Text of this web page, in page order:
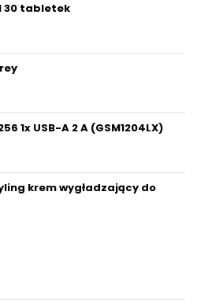
30 tabletek
1x USB-A 2 A (GSM1204LX)
krem wygładzający do